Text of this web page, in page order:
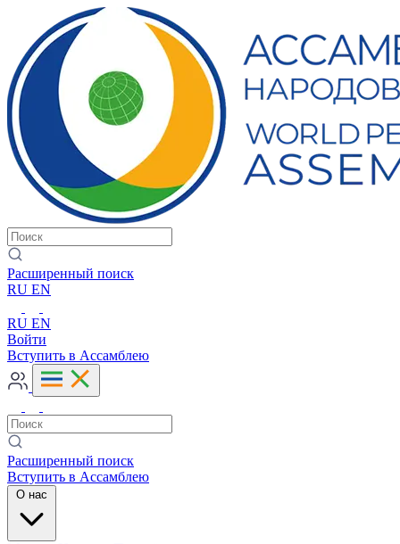
Расширенный поиск
RU EN
RU EN
Войти
Вступить в Ассамблею
Расширенный поиск
Вступить в Ассамблею
О нас